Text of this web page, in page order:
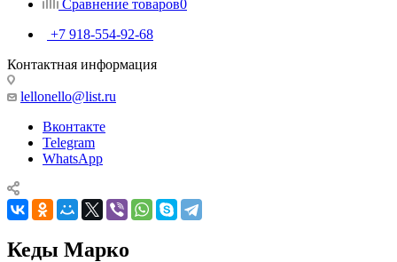
Сравнение товаров0
+7 918-554-92-68
Контактная информация
lellonello@list.ru
Вконтакте
Telegram
WhatsApp
Кеды Марко